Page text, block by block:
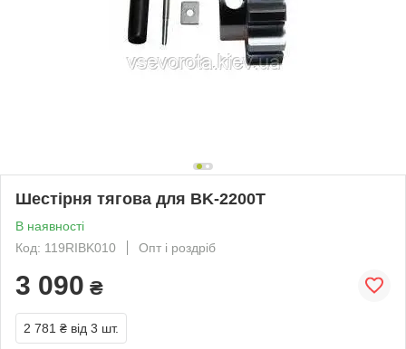
Шестірня тягова для BK-2200T
В наявності
Код: 119RIBK010
Опт і роздріб
3 090 ₴
2 781 ₴ від 3 шт.